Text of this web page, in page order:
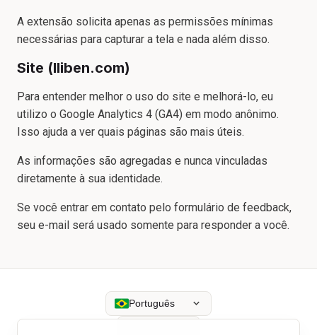
A extensão solicita apenas as permissões mínimas
necessárias para capturar a tela e nada além disso.
Site (lliben.com)
Para entender melhor o uso do site e melhorá-lo, eu
utilizo o Google Analytics 4 (GA4) em modo anônimo.
Isso ajuda a ver quais páginas são mais úteis.
As informações são agregadas e nunca vinculadas
diretamente à sua identidade.
Se você entrar em contato pelo formulário de feedback,
seu e-mail será usado somente para responder a você.
Português